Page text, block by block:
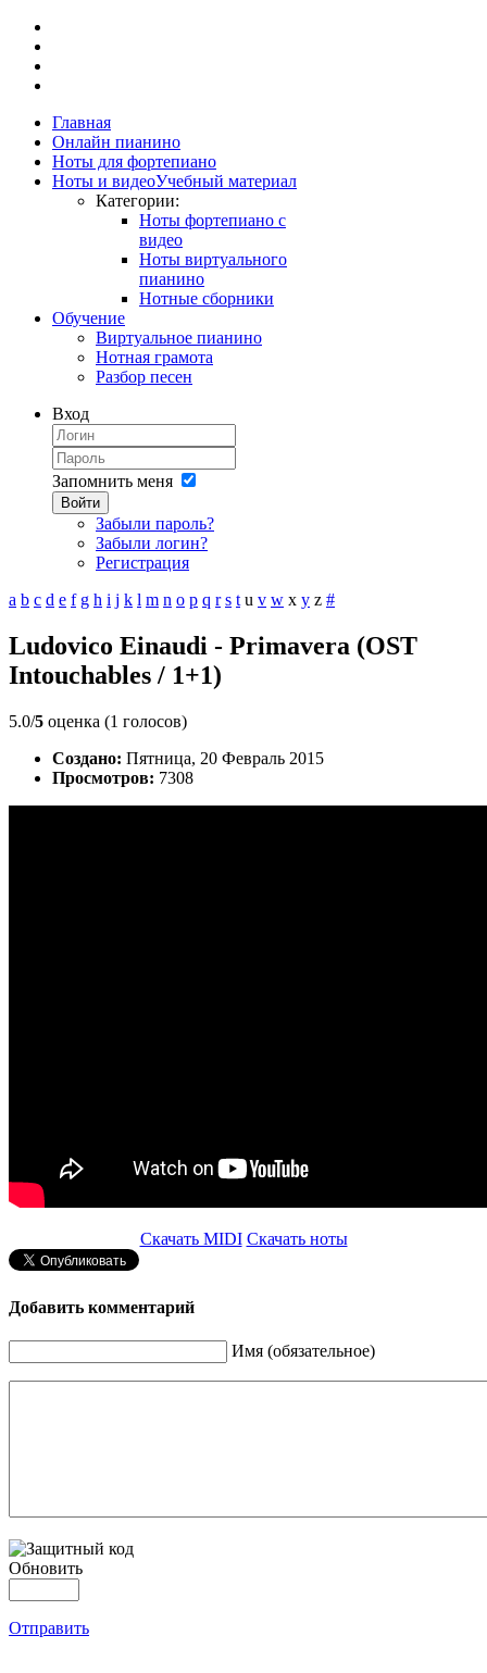
Главная
Онлайн пианино
Ноты для фортепиано
Ноты и видеоУчебный материал
Категории:
Ноты фортепиано с
видео
Ноты виртуального
пианино
Нотные сборники
Обучение
Виртуальное пианино
Нотная грамота
Разбор песен
Вход
Запомнить меня
Войти
Забыли пароль?
Забыли логин?
Регистрация
a b c d e f g h i j k l m n o p q r s t u v w x y z #
Ludovico Einaudi - Primavera (OST
Intouchables / 1+1)
5.0/5 оценка (1 голосов)
Создано: Пятница, 20 Февраль 2015
Просмотров: 7308
Скачать MIDI Скачать ноты
Добавить комментарий
Имя (обязательное)
Обновить
Отправить